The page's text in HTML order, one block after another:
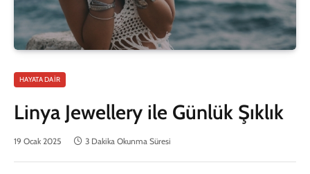
HAYATA DAIR
Linya Jewellery ile Günlük Şıklık
19 Ocak 2025 3 Dakika Okunma Süresi